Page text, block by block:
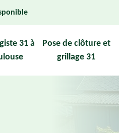
31 à
Pose de clôture et
grillage 31